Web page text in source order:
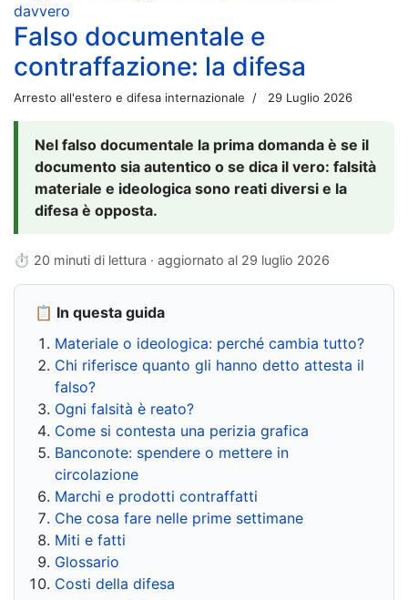
davvero
Falso documentale e
contraffazione: la difesa
Arresto all'estero e difesa internazionale 29 Luglio 2026
Nel falso documentale la prima domanda è se il
documento sia autentico o se dica il vero: falsità
materiale e ideologica sono reati diversi e la
difesa è opposta.
⏱ 20 minuti di lettura · aggiornato al 29 luglio 2026
📋 In questa guida
Materiale o ideologica: perché cambia tutto?
Chi riferisce quanto gli hanno detto attesta il
falso?
Ogni falsità è reato?
Come si contesta una perizia grafica
Banconote: spendere o mettere in
circolazione
Marchi e prodotti contraffatti
Che cosa fare nelle prime settimane
Miti e fatti
Glossario
Costi della difesa